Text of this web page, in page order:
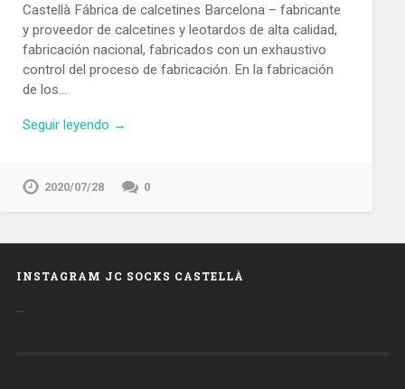
Castellà Fábrica de calcetines Barcelona – fabricante
y proveedor de calcetines y leotardos de alta calidad,
fabricación nacional, fabricados con un exhaustivo
control del proceso de fabricación. En la fabricación
de los…
Seguir leyendo →
2020/07/28 0
INSTAGRAM JC SOCKS CASTELLÀ
…